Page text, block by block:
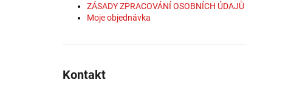
ZÁSADY ZPRACOVÁNÍ OSOBNÍCH ÚDAJŮ
Moje objednávka
Kontakt